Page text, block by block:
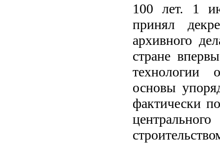
100 лет. 1
принял
архивного
стране
технологии
основы
фактически